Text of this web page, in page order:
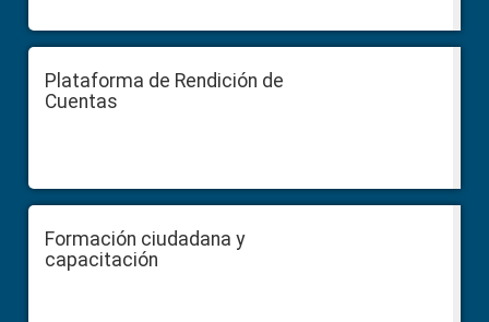
Plataforma de Rendición de
Cuentas
Formación ciudadana y
capacitación